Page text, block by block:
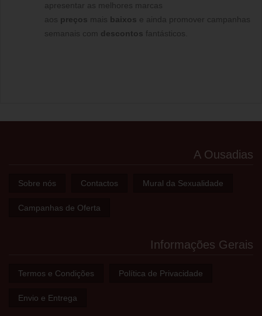
apresentar as melhores marcas
aos preços mais baixos e ainda promover campanhas
semanais com descontos fantásticos.
A Ousadias
Sobre nós Contactos Mural da Sexualidade
Campanhas de Oferta
Informações Gerais
Termos e Condições Política de Privacidade
Envio e Entrega